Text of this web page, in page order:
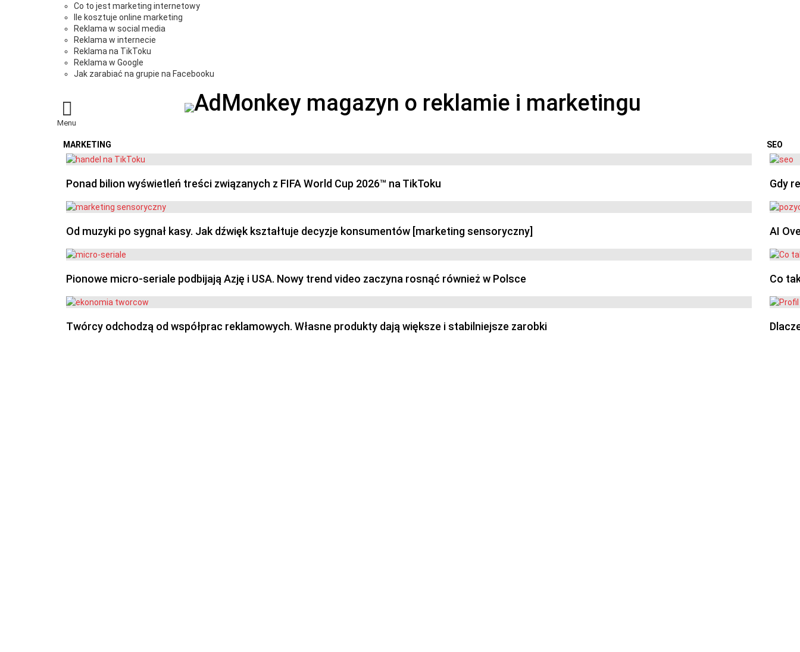
Co to jest marketing internetowy
Ile kosztuje online marketing
Reklama w social media
Reklama w internecie
Reklama na TikToku
Reklama w Google
Jak zarabiać na grupie na Facebooku
Menu magazyn o marketingu, reklamie i kreatywności
MARKETING
OSTATNIE
Ponad bilion wyświetleń treści związanych z FIFA World Cup 2026™ na TikToku
Od muzyki po sygnał kasy. Jak dźwięk kształtuje decyzje konsumentów [marketing sensoryczny]
Pionowe micro-seriale podbijają Azję i USA. Nowy trend video zaczyna rosnąć również w Polsce
Twórcy odchodzą od współprac reklamowych. Własne produkty dają większe i stabilniejsze zarobki
SEO
Gdy
AI
Co